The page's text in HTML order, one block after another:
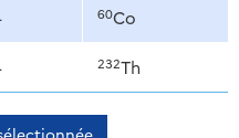
60Co
232Th